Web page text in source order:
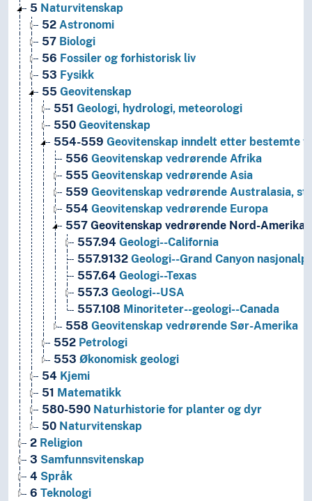
5 Naturvitenskap
52 Astronomi
57 Biologi
56 Fossiler og forhistorisk liv
53 Fysikk
55 Geovitenskap
551 Geologi, hydrologi, meteorologi
550 Geovitenskap
554-559 Geovitenskap inndelt etter bestemte
556 Geovitenskap vedrørende Afrika
555 Geovitenskap vedrørende Asia
559 Geovitenskap vedrørende Australasia,
554 Geovitenskap vedrørende Europa
557 Geovitenskap vedrørende Nord-Amerika
557.94 Geologi--California
557.9132 Geologi--Grand Canyon
557.64 Geologi--Texas
557.3 Geologi--USA
557.108 Minoriteter--geologi--Canada
558 Geovitenskap vedrørende Sør-Amerika
552 Petrologi
553 Økonomisk geologi
54 Kjemi
51 Matematikk
580-590 Naturhistorie for planter og dyr
50 Naturvitenskap
2 Religion
3 Samfunnsvitenskap
4 Språk
6 Teknologi